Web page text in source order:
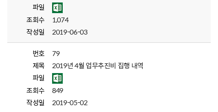
파일
조회수
1,074
작성일
2019-06-03
번호
79
제목
2019년 4월 업무추진비 집행 내역
파일
조회수
849
작성일
2019-05-02